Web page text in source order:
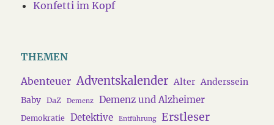
Konfetti im Kopf
THEMEN
Abenteuer Adventskalender Alter Anderssein
Baby
DaZ Demenz Demenz und Alzheimer
Demokratie Detektive Entführung Erstleser